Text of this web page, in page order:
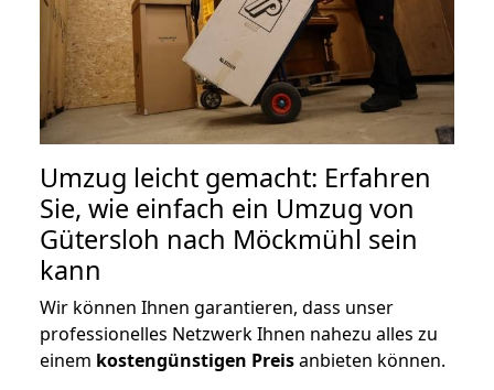
Umzug leicht gemacht: Erfahren
Sie, wie einfach ein Umzug von
Gütersloh nach Möckmühl sein
kann
Wir können Ihnen garantieren, dass unser
professionelles Netzwerk Ihnen nahezu alles zu
einem kostengünstigen Preisanbieten können.